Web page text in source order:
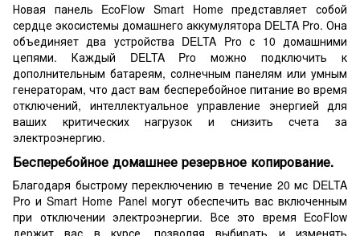
Новая панель EcoFlow Smart Home представляет собой
сердце экосистемы домашнего аккумулятора DELTA Pro. Она
объединяет два устройства DELTA Pro с 10 домашними
цепями. Каждый DELTA Pro можно подключить к
дополнительным батареям, солнечным панелям или умным
генераторам, что даст вам бесперебойное питание во время
отключений, интеллектуальное управление энергией для
ваших критических нагрузок и снизить счета за
электроэнергию.
Бесперебойное домашнее резервное копирование.
Благодаря быстрому переключению в течение 20 мс DELTA
Pro и Smart Home Panel могут обеспечить вас включенным
при отключении электроэнергии. Все это время EcoFlow